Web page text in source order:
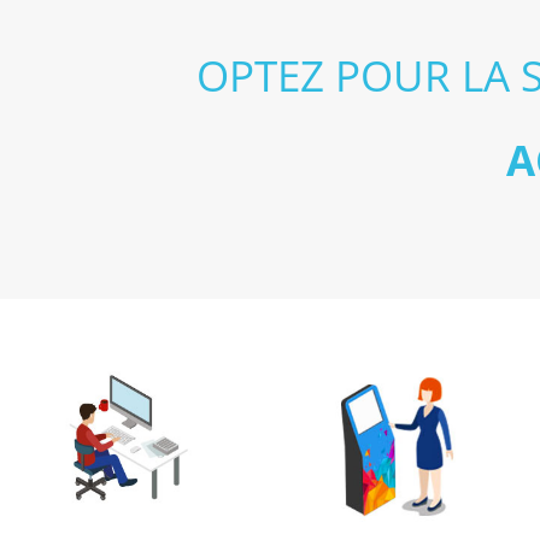
OPTEZ POUR LA